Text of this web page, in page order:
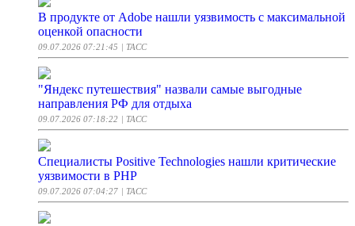
В продукте от Adobe нашли уязвимость с максимальной
оценкой опасности
09.07.2026 07:21:45 | ТАСС
"Яндекс путешествия" назвали самые выгодные
направления РФ для отдыха
09.07.2026 07:18:22 | ТАСС
Специалисты Positive Technologies нашли критические
уязвимости в PHP
09.07.2026 07:04:27 | ТАСС